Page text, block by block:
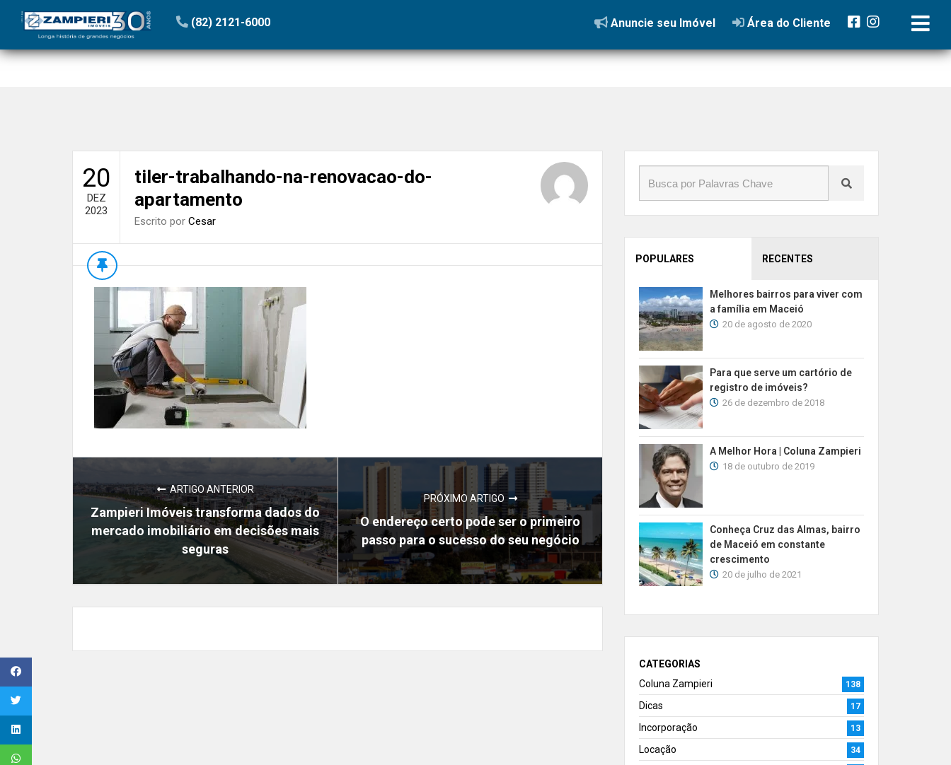
(82) 2121-6000 Anuncie seu Imóvel Área do Cliente
Início»Blog»Procedimentos e boas práticas durante reformas em condomínios tiler-trabalhando-na-renovacao-do-apartamento
20
DEZ
2023
tiler-trabalhando-na-renovacao-do-
apartamento
Escrito por Cesar
ARTIGO ANTERIOR
Zampieri Imóveis transforma dados do
mercado imobiliário em decisões mais
seguras
PRÓXIMO ARTIGO
O endereço certo pode ser o primeiro
passo para o sucesso do seu negócio
POPULARES RECENTES
Melhores bairros para viver com
a família em Maceió
20 de agosto de 2020
Para que serve um cartório de
registro de imóveis?
26 de dezembro de 2018
A Melhor Hora | Coluna Zampieri
18 de outubro de 2019
Conheça Cruz das Almas, bairro
de Maceió em constante
crescimento
20 de julho de 2021
CATEGORIAS
Coluna Zampieri
138
Dicas 17
Incorporação 13
Locação 34